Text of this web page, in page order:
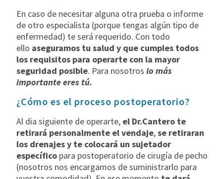
En caso de necesitar alguna otra prueba o informe
de otro especialista (porque tengas algún tipo de
enfermedad) te será requerido. Con todo
ello aseguramos tu salud y que cumples todos
los requisitos para operarte con la mayor
seguridad posible. Para nosotros lo más
importante eres tú.
¿Cómo es el proceso postoperatorio?
Al dia siguiente de operarte, el Dr.Cantero te
retirará personalmente el vendaje,se retiraran
los drenajes y te colocará un sujetador
específico para postoperatorio de cirugía de pecho
(nosotros nos encargamos de suministrarlo para